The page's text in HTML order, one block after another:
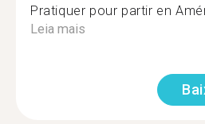
Pratiquer pour partir en
Leia mais